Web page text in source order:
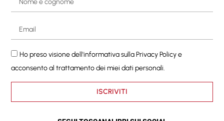
Ho preso visione dell'informativa sullaPrivacy Policye
acconsento al trattamento dei miei dati personali.
ISCRIVITI